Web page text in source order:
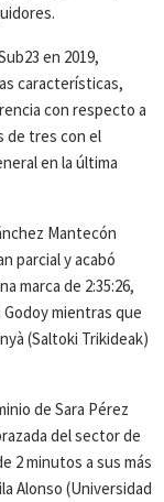
en 2019,
características,
con respecto a
de tres con el
en la última
Mantecón
parcial y acabó
marca de 2:35:26,
mientras que
(Saltoki Trikideak)
de Sara Pérez
del sector de
2 minutos a sus más
Alonso (Universidad